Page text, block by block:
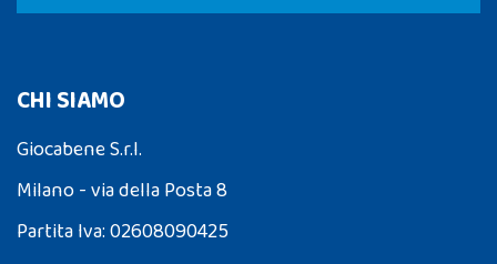
CHI SIAMO
Giocabene S.r.l.
Milano - via della Posta 8
Partita Iva: 02608090425